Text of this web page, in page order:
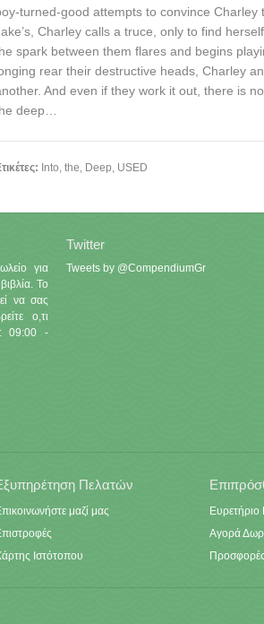
turned-good attempts to convince
Charley calls a truce, only to find
spark between them flares and begins
rear their destructive heads, Charley
And even if they work it out, there is
deep…
Into, the, Deep, USED
για
Το
να σας
ο,τι
09:00 -
Twitter
Tweets by @CompendiumGr
Πελατών
μαζί μας
Ιστότοπου
Αγορά
Προσφορές